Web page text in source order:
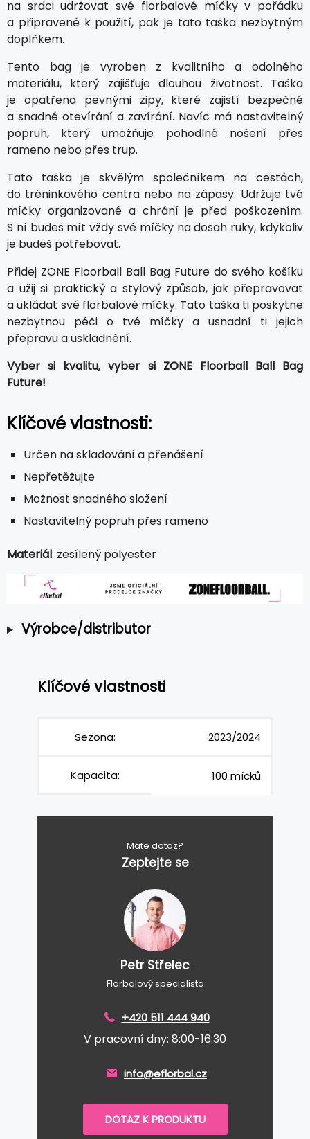
na srdci udržovat své florbalové míčky v pořádku
a připravené k použití, pak je tato taška nezbytným
doplňkem.
Tento bag je vyroben z kvalitního a odolného
materiálu, který zajišťuje dlouhou životnost. Taška
je opatřena pevnými zipy, které zajistí bezpečné
a snadné otevírání a zavírání. Navíc má nastavitelný
popruh, který umožňuje pohodlné nošení přes
rameno nebo přes trup.
Tato taška je skvělým společníkem na cestách,
do tréninkového centra nebo na zápasy. Udržuje tvé
míčky organizované a chrání je před poškozením.
S ní budeš mít vždy své míčky na dosah ruky, kdykoliv
je budeš potřebovat.
Přidej ZONE Floorball Ball Bag Future do svého košíku
a užij si praktický a stylový způsob, jak přepravovat
a ukládat své florbalové míčky. Tato taška ti poskytne
nezbytnou péči o tvé míčky a usnadní ti jejich
přepravu a uskladnění.
Vyber si kvalitu, vyber si ZONE Floorball Ball Bag
Future!
Klíčové vlastnosti:
Určen na skladování a přenášení
Nepřetěžujte
Možnost snadného složení
Nastavitelný popruh přes rameno
Materiál: zesílený polyester
Výrobce/distributor
Klíčové vlastnosti
Sezona: 2023/2024
Kapacita: 100 míčků
Máte dotaz?
Zeptejte se
Petr Střelec
Florbalový specialista
+420 511 444 940
V pracovní dny: 8:00-16:30
info@eflorbal.cz
DOTAZ K PRODUKTU